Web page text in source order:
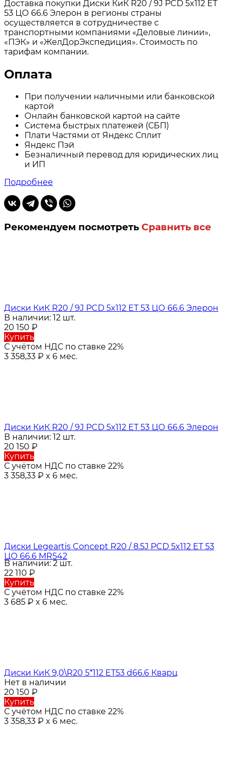
Доставка покупки Диски КиК R20 / 9J PCD 5x112 ЕТ
53 ЦО 66.6 Элерон в регионы страны
осуществляется в сотрудничестве с
транспортными компаниями «Деловые линии»,
«ПЭК» и «ЖелДорЭкспедиция». Стоимость по
тарифам компании.
Оплата
При получении наличными или банковской
картой
Онлайн банковской картой на сайте
Система быстрых платежей (СБП)
Плати Частями от Яндекс Сплит
Яндекс Пэй
Безналичный перевод для юридических лиц
и ИП
Подробнее
Рекомендуем посмотреть Сравнить все
Диски КиК R20 / 9J PCD 5x112 ЕТ 53 ЦО 66.6 Элерон
В наличии: 12 шт.
20 150 ₽
Купить
С учётом НДС по ставке 22%
3 358,33 ₽ x 6 мес.
Диски КиК R20 / 9J PCD 5x112 ЕТ 53 ЦО 66.6 Элерон
В наличии: 12 шт.
20 150 ₽
Купить
С учётом НДС по ставке 22%
3 358,33 ₽ x 6 мес.
Диски Legeartis Concept R20 / 8.5J PCD 5x112 ЕТ 53
ЦО 66.6 MR542
В наличии: 2 шт.
22 110 ₽
Купить
С учётом НДС по ставке 22%
3 685 ₽ x 6 мес.
Диски КиК 9,0\R20 5*112 ET53 d66.6 Кварц
Нет в наличии
20 150 ₽
Купить
С учётом НДС по ставке 22%
3 358,33 ₽ x 6 мес.